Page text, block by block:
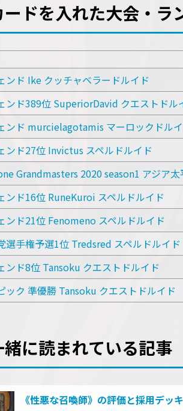
ードを入れた大会・ラ
ンド Ike クッチャベラードルイド
ンド389位 SuperiorDavid クエストドル
ンド murcielagotamis マーロックドル
ンド27位 Invictus スペルドルイド
Grandmasters 2020 season1 アジア
ンド16位 RuneKuroi スペルドルイド
ンド21位 Fenomeno スペルドルイド
選手権予選1位 Tredsred スペルドルイド
ンド8位 Tansoku クエストドルイド
ック 準優勝 Tansoku クエストドルイド
緒に読まれている記事
《性悪な召喚師》の評価と採用デッキ